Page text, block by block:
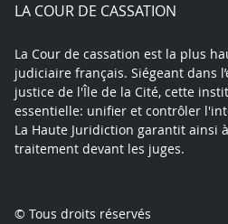
LA COUR DE CASSATION
La Cour de cassation est la plus
judiciaire français. Siégeant dans
justice de l'Île de la Cité, cette
essentielle: unifier et contrôler
La Haute Juridiction garantit ainsi
traitement devant les juges.
© Tous droits réservés